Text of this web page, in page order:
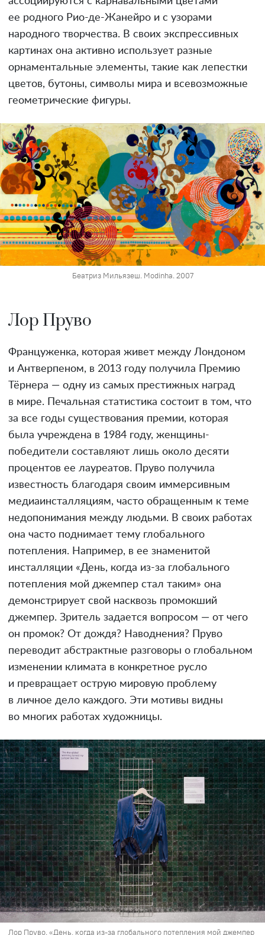
ее родного Рио-де-Жанейро и с узорами
народного творчества. В своих экспрессивных
картинах она активно использует разные
орнаментальные элементы, такие как лепестки
цветов, бутоны, символы мира и всевозможные
геометрические фигуры.
Беатриз Мильязеш. Modinha. 2007
Лор Пруво
Француженка, которая живет между Лондоном
и Антверпеном, в 2013 году получила Премию
Тёрнера — одну из самых престижных наград
в мире. Печальная статистика состоит в том, что
за все годы существования премии, которая
была учреждена в 1984 году, женщины-
победители составляют лишь около десяти
процентов ее лауреатов. Пруво получила
известность благодаря своим иммерсивным
медиаинсталляциям, часто обращенным к теме
недопонимания между людьми. В своих работах
она часто поднимает тему глобального
потепления. Например, в ее знаменитой
инсталляции «День, когда из-за глобального
потепления мой джемпер стал таким» она
демонстрирует свой насквозь промокший
джемпер. Зритель задается вопросом — от чего
он промок? От дождя? Наводнения? Пруво
переводит абстрактные разговоры о глобальном
изменении климата в конкретное русло
и превращает острую мировую проблему
в личное дело каждого. Эти мотивы видны
во многих работах художницы.
Лор Пруво. «День, когда из-за глобального потепления мой джемпер